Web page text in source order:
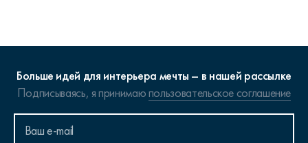
Больше идей для интерьера мечты – в нашей рассылке
Подписываясь, я принимаюпользовательское соглашение